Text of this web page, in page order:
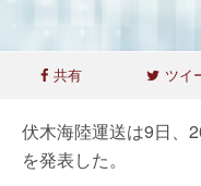
共有 ツイ
伏木海陸運送は9日、
を発表した。